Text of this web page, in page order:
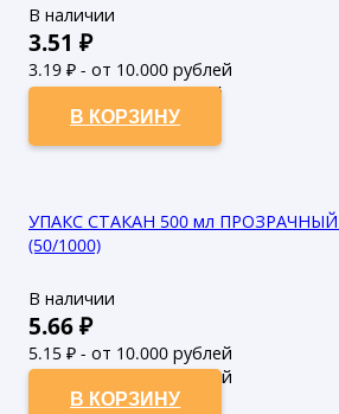
В наличии
3.51 ₽
3.19 ₽ - от 10.000 рублей
2.9₽ - от 50.000 рублей
В КОРЗИНУ
УПАКС СТАКАН 500 мл
(50/1000)
В наличии
5.66₽
5.15 ₽ - от 10.000 рублей
4.68₽ - от 50.000 рублей
В КОРЗИНУ